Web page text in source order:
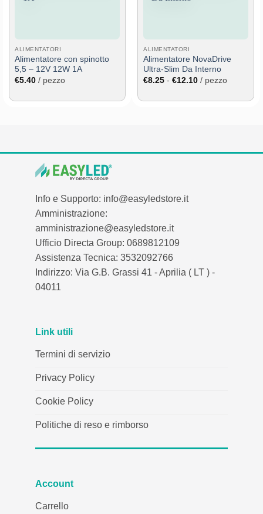
ALIMENTATORI
Alimentatore con spinotto
5,5 – 12V 12W 1A
€5.40 / pezzo
ALIMENTATORI
Alimentatore NovaDrive
Ultra-Slim Da Interno
€8.25 - €12.10Fascia
da
/ pezzo
Info e Supporto: info@easyledstore.it
Amministrazione:
amministrazione@easyledstore.it
Ufficio Directa Group: 0689812109
Assistenza Tecnica: 3532092766
Indirizzo: Via G.B. Grassi 41 - Aprilia ( LT ) -
04011
Link utili
Termini di servizio
Privacy Policy
Cookie Policy
Politiche di reso e rimborso
Account
Carrello